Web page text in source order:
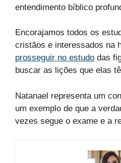
entendimento bíblico
Encorajamos todos os
cristãos e interessados na
prosseguir no estudo das
buscar as lições que elas
Natanael representa um
um exemplo de que a
vezes segue o exame e a